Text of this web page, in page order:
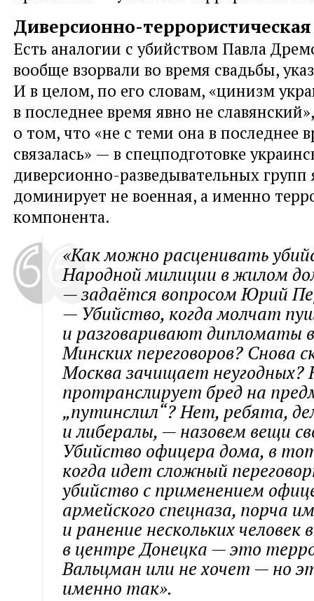
Диверсионно-
Есть аналогии с убийством Павла
вообще взорвали во время свадьбы,
И в целом, по его словам, «цинизм
в последнее время явно не
о том, что «не с теми она в последнее
связалась» — в спецподготовке
диверсионно-разведывательных групп
доминирует не военная, а именно
компонента.
«Как можно расценивать
Народной милиции в жилом
— задаётся вопросом Юрий
— Убийство, когда молчат
и разговаривают дипломаты
Минских переговоров? Снова
Москва зачищает
протранслирует бред на
„путинслил“? Нет, ребята,
и либералы, — назовем вещи
Убийство офицера дома, в
когда идет сложный
убийство с применением
армейского спецназа, порча
и ранение нескольких
в центре Донецка — это
Вальцман или не хочет — но
именно так».